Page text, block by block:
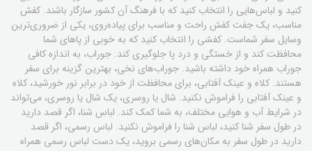
کنید و لباس‌هایی را انتخاب کنید که با فرهنگ آن کشور سازگار باشند. کفش
مناسب، یک جفت کفش راحت و مناسب برای پیاده‌روی، یکی از ضروری‌ترین
وسایل سفر شماست. کفشی را انتخاب کنید که به خوبی از پاهای شما
محافظت کند و از خستگی و درد پا جلوگیری کند. جوراب، به اندازه کافی
جوراب همراه خود داشته باشید. جوراب‌های نخی، بهترین گزینه برای سفر
هستند. کلاه و عینک آفتابی، برای محافظت از خود در برابر نور خورشید، کلاه
و عینک آفتابی را فراموش نکنید. شال یا روسری، یک شال یا روسری، می‌تواند
در شرایط آب و هوایی مختلف، به شما کمک کند. لباس شنا، اگر قصد دارید
در طول سفر شنا کنید، لباس شنا را فراموش نکنید. لباس رسمی، اگر قصد
دارید در طول سفر به مکان‌های رسمی بروید، یک دست لباس رسمی همراه